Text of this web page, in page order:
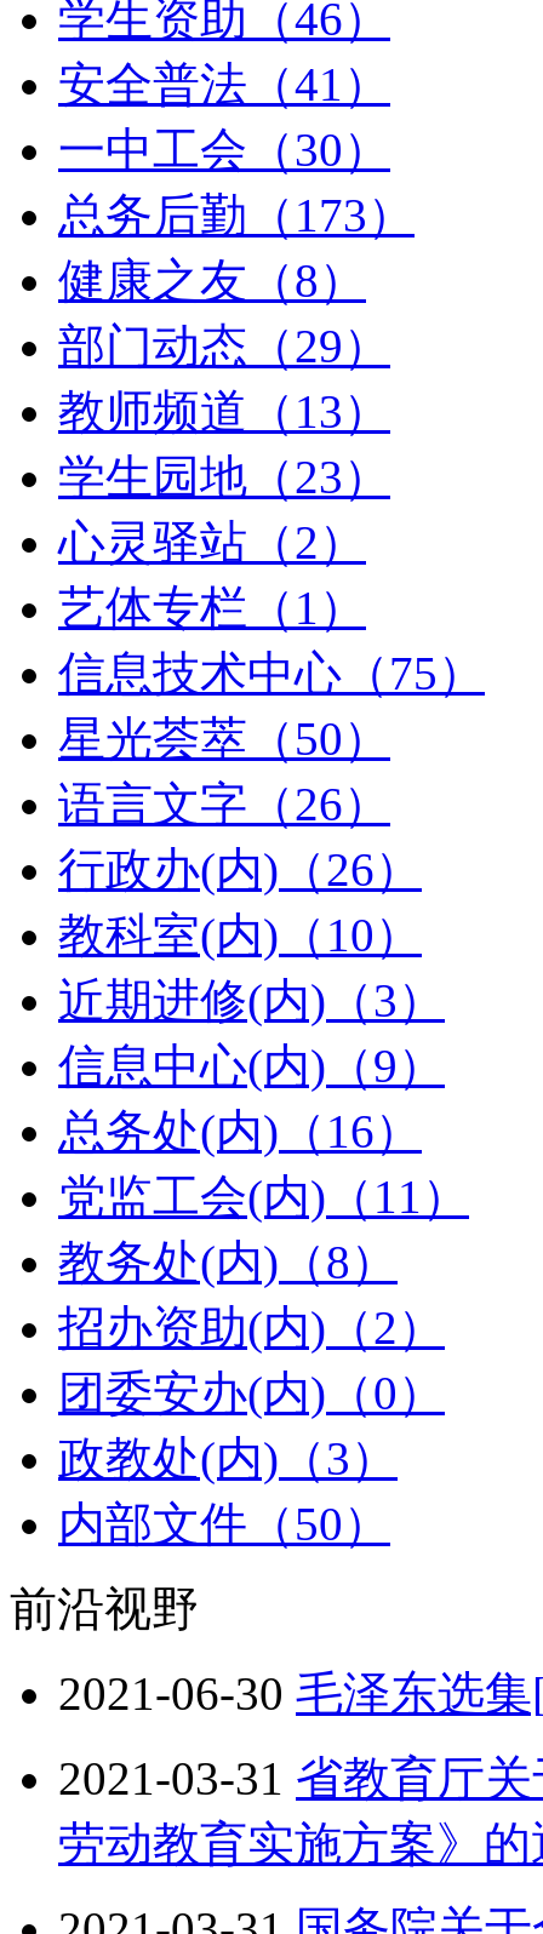
学生资助（46）
安全普法（41）
一中工会（30）
总务后勤（173）
健康之友（8）
部门动态（29）
教师频道（13）
学生园地（23）
心灵驿站（2）
艺体专栏（1）
信息技术中心（75）
星光荟萃（50）
语言文字（26）
行政办(内)（26）
教科室(内)（10）
近期进修(内)（3）
信息中心(内)（9）
总务处(内)（16）
党监工会(内)（11）
教务处(内)（8）
招办资助(内)（2）
团委安办(内)（0）
政教处(内)（3）
内部文件（50）
前沿视野
2021-06-30 毛泽东选
2021-03-31 省教育厅
劳动教育实施方案》